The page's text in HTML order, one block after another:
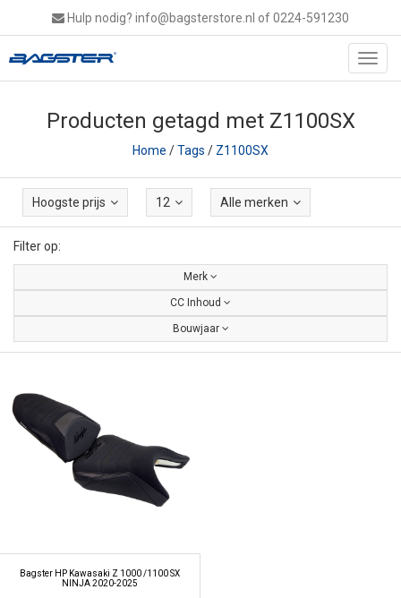
Hulp nodig? info@bagsterstore.nl of 0224-591230
Producten getagd met Z1100SX
Home /Tags / Z1100SX
Hoogste prijs 12 Alle merken
Filter op:
Merk
CC Inhoud
Bouwjaar
Bagster HP Kawasaki Z 1000 /1100 SX
NINJA 2020-2025